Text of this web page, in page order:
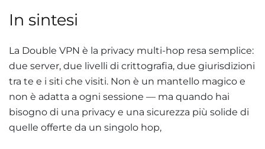
In sintesi
La Double VPN è la privacy multi-hop resa semplice:
due server, due livelli di crittografia, due giurisdizioni
tra te e i siti che visiti. Non è un mantello magico e
non è adatta a ogni sessione — ma quando hai
bisogno di una privacy e una sicurezza più solide di
quelle offerte da un singolo hop,